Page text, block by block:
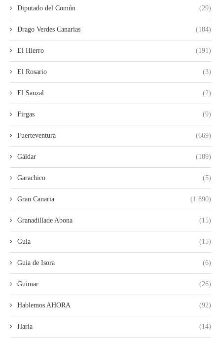
Diputado del Común (29)
Drago Verdes Canarias (184)
El Hierro (191)
El Rosario (3)
El Sauzal (2)
Firgas (9)
Fuerteventura (669)
Gáldar (189)
Garachico (5)
Gran Canaria (1.890)
Granadillade Abona (15)
Guia (15)
Guia de Isora (6)
Guimar (26)
Hablemos AHORA (92)
Haría (14)